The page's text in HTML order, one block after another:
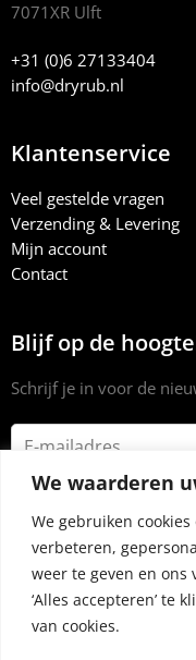
We waarderen
We gebruiken
verbeteren,
weer te geven en ons
‘Alles accepteren’ te
van cookies.
7071XR Ulft
+31 (0)6 27133404
info@dryrub.nl
Klantenservice
Veel gestelde vragen
Verzending & Levering
Mijn account
Contact
Blijf op de
Schrijf je in voor de